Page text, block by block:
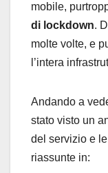
mobile,
di lockdown.
molte volte, e
l’intera
Andando a
stato visto un
del servizio e
riassunte in: